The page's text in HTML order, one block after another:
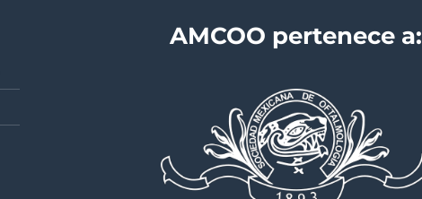
AMCOO pertenece a: